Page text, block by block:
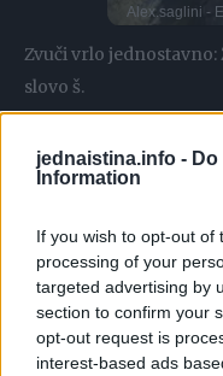
jednaistina.info -
Information
If you wish to opt-out of
processing of your
targeted advertising by
section to confirm your
opt-out request is
interest-based ads
Zvuči vrlo jednostavno:
slovo š.
Odgovor djeteta je šaba
njim. Jer, iako na prvi
mama kaže da